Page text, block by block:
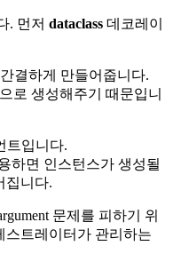
. 먼저 dataclass 데코레이
결하게 만들어줍니다.
로 생성해주기 때문입니
트입니다.
하면 인스턴스가 생성될
집니다.
문제를 피하기 위
스트레이터가 관리하는